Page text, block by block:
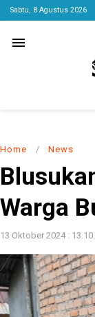
Sabtu, 8 Agustus 2026
menu
Home / News
Warga
13 Oktober 2024 :